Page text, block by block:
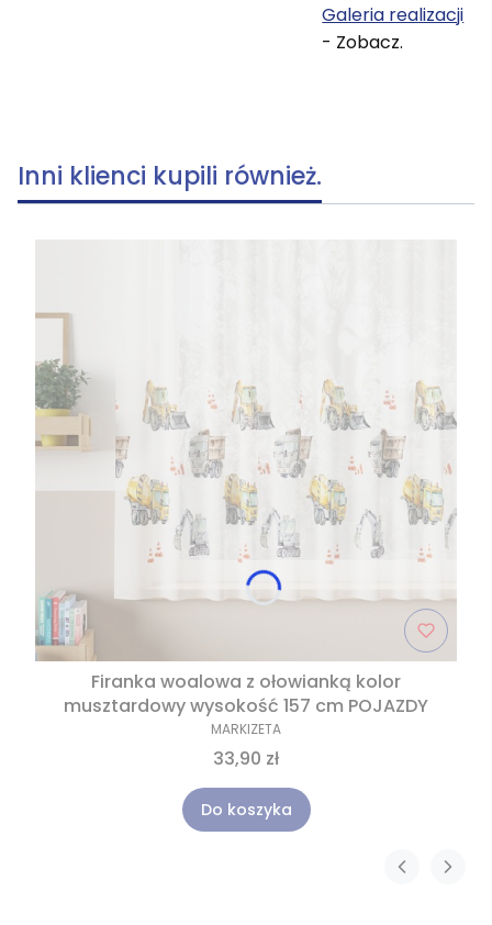
Galeria realizacji
- Zobacz.
Inni klienci kupili również.
Firanka woalowa z ołowianką kolor
musztardowy wysokość 157 cm POJAZDY
MARKIZETA
33,90 zł
Do koszyka